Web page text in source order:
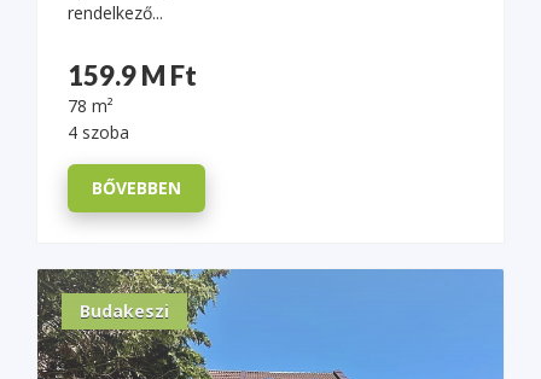
rendelkező...
159.9 M Ft
78 m²
4 szoba
BŐVEBBEN
Budakeszi